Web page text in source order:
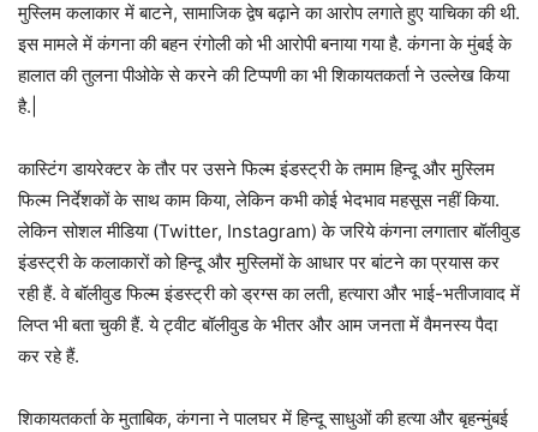
मुस्लिम कलाकार में बाटने, सामाजिक द्वेष बढ़ाने का आरोप लगाते हुए याचिका की थी.
इस मामले में कंगना की बहन रंगोली को भी आरोपी बनाया गया है. कंगना के मुंबई के
हालात की तुलना पीओके से करने की टिप्पणी का भी शिकायतकर्ता ने उल्लेख किया
है.|
कास्टिंग डायरेक्टर के तौर पर उसने फिल्म इंडस्ट्री के तमाम हिन्दू और मुस्लिम
फिल्म निर्देशकों के साथ काम किया, लेकिन कभी कोई भेदभाव महसूस नहीं किया.
लेकिन सोशल मीडिया (Twitter, Instagram) के जरिये कंगना लगातार बॉलीवुड
इंडस्ट्री के कलाकारों को हिन्दू और मुस्लिमों के आधार पर बांटने का प्रयास कर
रही हैं. वे बॉलीवुड फिल्म इंडस्ट्री को ड्रग्स का लती, हत्यारा और भाई-भतीजावाद में
लिप्त भी बता चुकी हैं. ये ट्वीट बॉलीवुड के भीतर और आम जनता में वैमनस्य पैदा
कर रहे हैं.
शिकायतकर्ता के मुताबिक, कंगना ने पालघर में हिन्दू साधुओं की हत्या और बृहन्मुंबई